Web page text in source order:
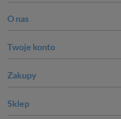
O nas
Twoje konto
Zakupy
Sklep